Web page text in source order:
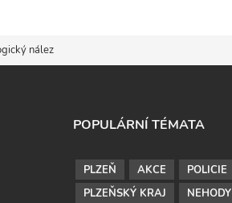
nález
POPULÁRNÍ TÉMATA
PLZEŇ AKCE
POLICIE
PLZEŇSKÝ KRAJ
NEHODY